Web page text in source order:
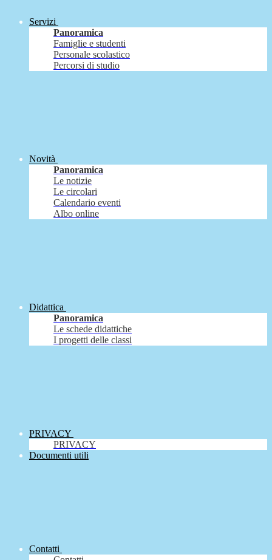
Servizi
Panoramica
Famiglie e studenti
Personale scolastico
Percorsi di studio
Novità
Panoramica
Le notizie
Le circolari
Calendario eventi
Albo online
Didattica
Panoramica
Le schede didattiche
I progetti delle classi
PRIVACY
PRIVACY
Documenti utili
Contatti